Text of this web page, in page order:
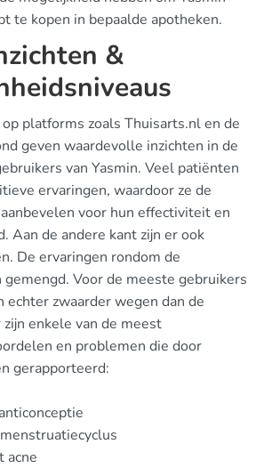
te kopen in bepaalde apotheken.
&
platforms zoals Thuisarts.nl en de
geven waardevolle inzichten in de
van Yasmin. Veel patiënten
ervaringen, waardoor ze de
voor hun effectiviteit en
Aan de andere kant zijn er ook
De ervaringen rondom de
gemengd. Voor de meeste gebruikers
echter zwaarder wegen dan de
enkele van de meest
en problemen die door
gerapporteerd:
acne